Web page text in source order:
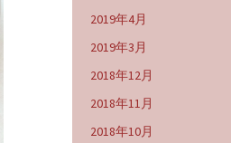
2019年4月
2019年3月
2018年12月
2018年11月
2018年10月